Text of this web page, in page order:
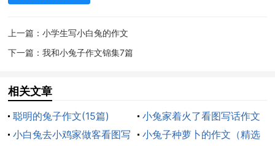
满了白菜和萝卜。听到萝卜你们一定知道了，这个小木
屋的主人是一只小兔子，她的.名字叫茜茜。
说：“外面可真大……”于是茜茜就问紫罗：“森林外边还有
世界吗？”紫罗说：“是呀。”
上一篇：小学生写小白兔的作文
下一篇：我和小兔子作文锦集7篇
相关文章
聪明的兔子作文(15篇)
小兔家着火了看图写话作文
（通用15篇）
小白兔去小鸡家做客看图写
小兔子种萝卜的作文（精选